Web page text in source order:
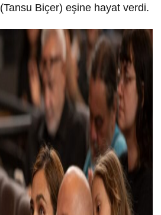
(Tansu Biçer) eşine hayat verdi.